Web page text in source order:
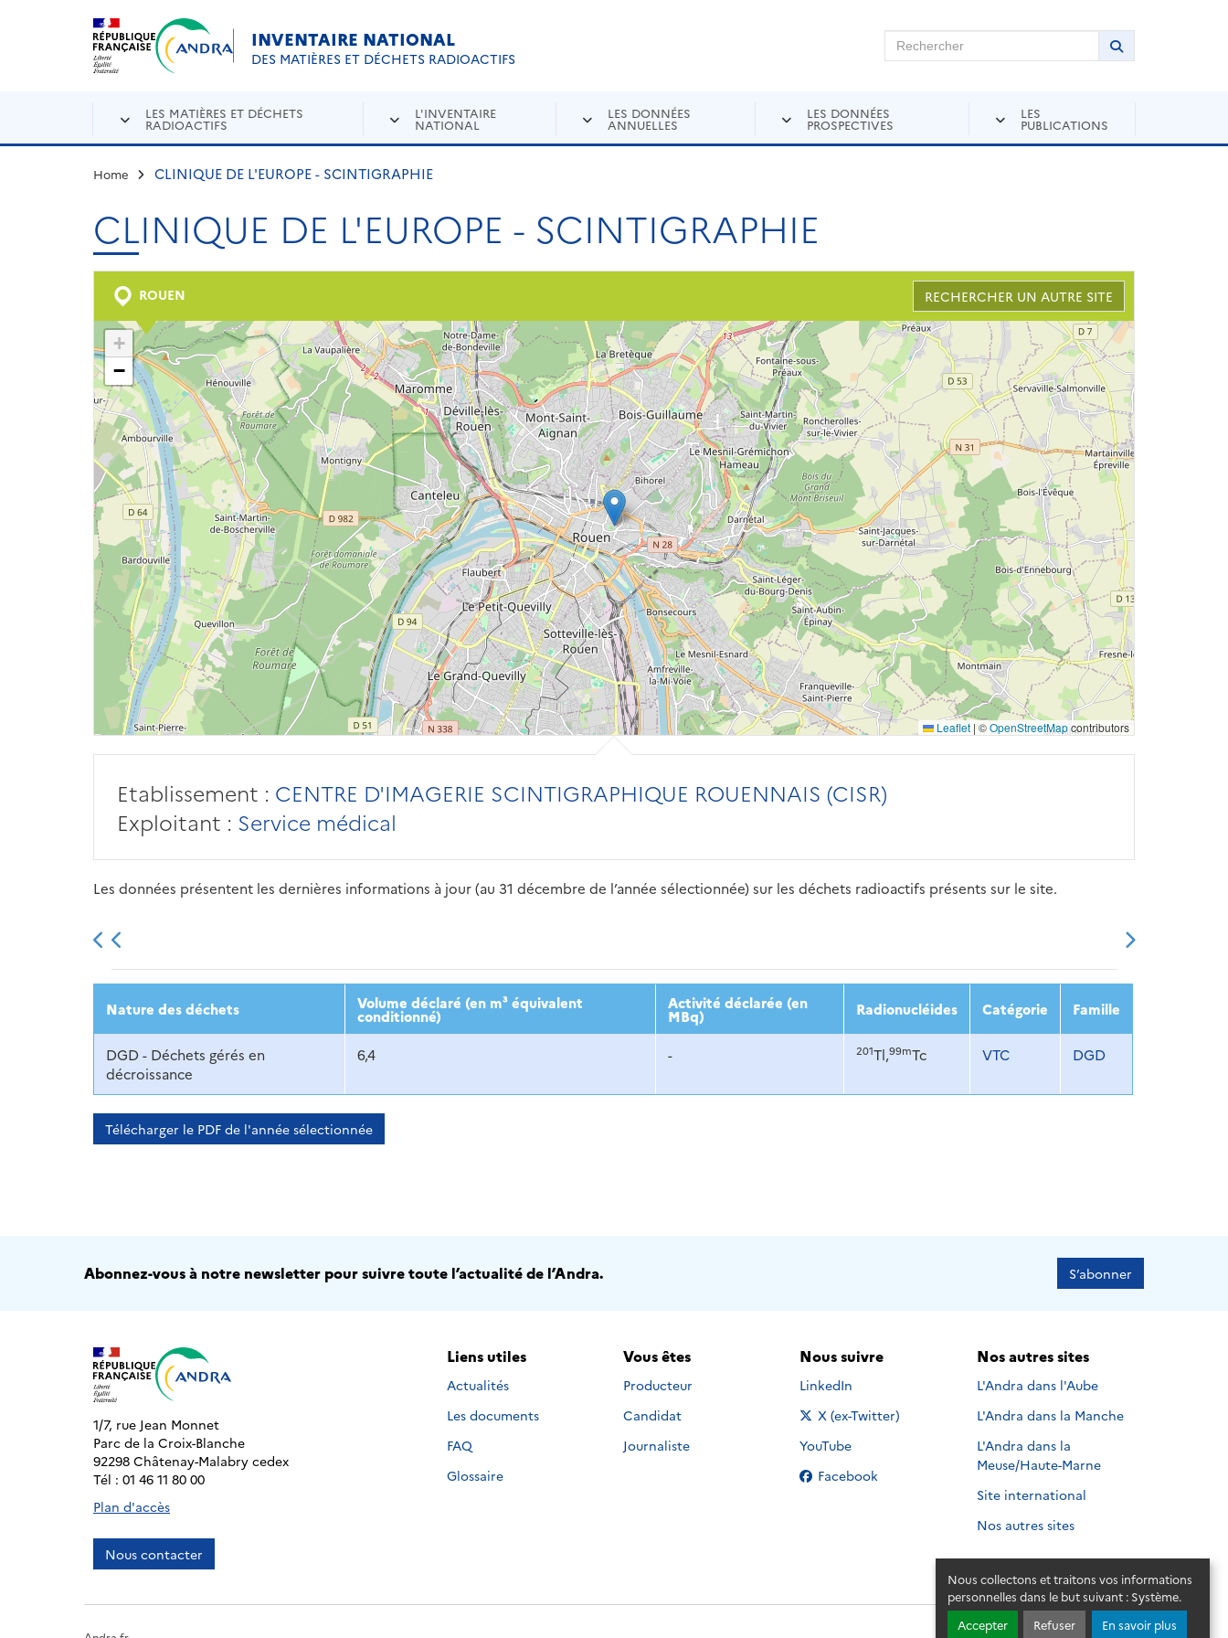
Nous collectons et traitons vos informations
personnelles dans le but suivant : Système.
Accepter
Refuser En savoir plus
Aller au contenu principal
INVENTAIRE NATIONAL
DES MATIÈRES ET DÉCHETS RADIOACTIFS
Rechercher sur Andra Inventaire Rechercher
Lancer la
LES MATIÈRES ET DÉCHETS
RADIOACTIFS
L'INVENTAIRE
NATIONAL
LES DONNÉES
ANNUELLES
LES DONNÉES
PROSPECTIVES
LES
PUBLICATIONS
Home CLINIQUE DE L'EUROPE - SCINTIGRAPHIE
CLINIQUE DE L'EUROPE - SCINTIGRAPHIE
ROUEN RECHERCHER UN AUTRE SITE
+
−
Leaflet | ©OpenStreetMapcontributors
Etablissement : CENTRE D'IMAGERIE SCINTIGRAPHIQUE ROUENNAIS (CISR)
Exploitant : Service médical
Les données présentent les dernières informations à jour (au 31 décembre de l’année sélectionnée) sur les déchets radioactifs présents sur le site.
2013 2014 2015 2016 2017 2018 2019 2020 2021 2022 2023
Nature des déchets Volume déclaré (en m³ équivalent
conditionné)
Activité déclarée (en
MBq) Radionucléides Catégorie Famille
DGD - Déchets gérés en
décroissance
6,4 - 201Tl,99mTc VTC DGD
Télécharger le PDF de l'année sélectionnée
Abonnez-vous à notre newsletter pour suivre toute l’actualité de l’Andra. S’abonner
1/7, rue Jean Monnet
Parc de la Croix-Blanche
92298 Châtenay-Malabry cedex
Tél : 01 46 11 80 00
Plan d'accès
Nous contacter
Liens utiles
Actualités
Les documents
FAQ
Glossaire
Vous êtes
Producteur
Candidat
Journaliste
Nous suivre
Nous suivre sur
LinkedIn
Nous suivre sur
X (ex-Twitter)
Nous suivre sur
YouTube
Nous suivre sur
Facebook
Nos autres sites
L'Andra dans l'Aube
L'Andra dans la Manche
L'Andra dans la
Meuse/Haute-Marne
Site international
Nos autres sites